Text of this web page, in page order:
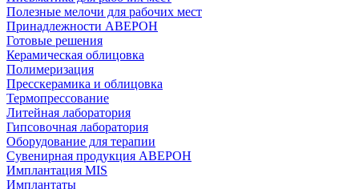
Полезные мелочи для рабочих мест
Принадлежности АВЕРОН
Готовые решения
Керамическая облицовка
Полимеризация
Пресскерамика и облицовка
Термопрессование
Литейная лаборатория
Гипсовочная лаборатория
Оборудование для терапии
Сувенирная продукция АВЕРОН
Имплантация MIS
Имплантаты